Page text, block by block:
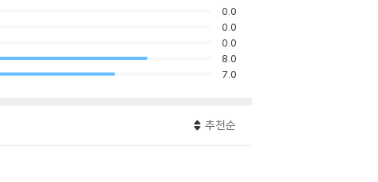
0.0
0.0
0.0
8.0
7.0
추천순